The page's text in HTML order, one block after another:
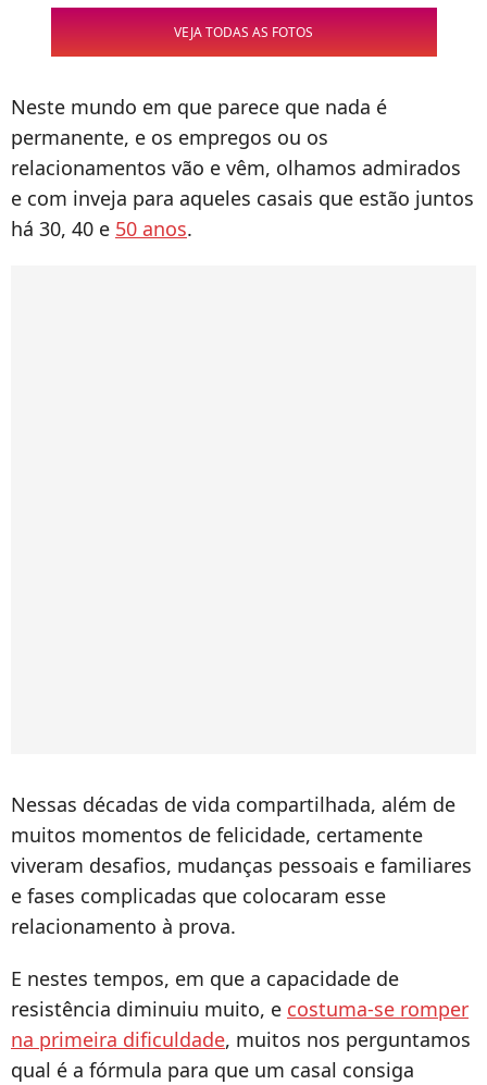
VEJA TODAS AS FOTOS
Neste mundo em que parece que nada é
permanente, e os empregos ou os
relacionamentos vão e vêm, olhamos admirados
e com inveja para aqueles casais que estão juntos
há 30, 40 e 50 anos.
Nessas décadas de vida compartilhada, além de
muitos momentos de felicidade, certamente
viveram desafios, mudanças pessoais e familiares
e fases complicadas que colocaram esse
relacionamento à prova.
E nestes tempos, em que a capacidade de
resistência diminuiu muito, e costuma-se romper
na primeira dificuldade, muitos nos perguntamos
qual é a fórmula para que um casal consiga